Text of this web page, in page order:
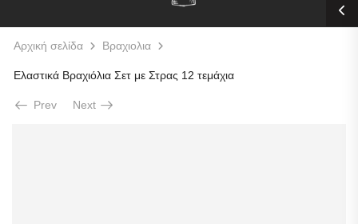
Αρχική σελίδα Βραχιολια
Ελαστικά Βραχιόλια Σετ με Στρας 12 τεμάχια
Prev Next